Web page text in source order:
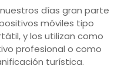
días gran parte
móviles tipo
y los utilizan como
profesional o como
turística.